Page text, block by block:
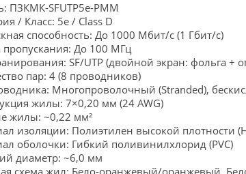
ПЗКМК-SFUTP5e-PMM
/ Класс: 5e / Class D
способность: До 1000 Мбит/с (1 Гбит/с)
пропускания: До 100 МГц
SF/UTP (двойной экран: фольга +
пар: 4 (8 проводников)
Многопроволочный (Stranded),
жилы: 7×0,20 мм (24 AWG)
жилы: ~0,22 мм²
изоляции: Полиэтилен высокой плотности
оболочки: Гибкий поливинилхлорид (PVC)
диаметр: ~6,0 мм